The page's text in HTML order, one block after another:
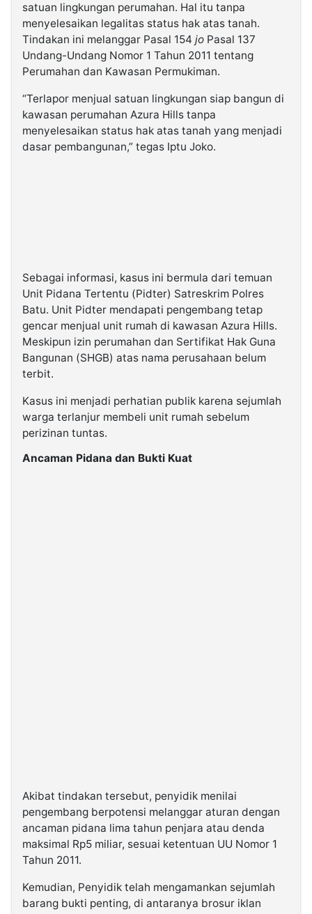
satuan lingkungan perumahan. Hal itu tanpa
menyelesaikan legalitas status hak atas tanah.
Tindakan ini melanggar Pasal 154 jo Pasal 137
Undang-Undang Nomor 1 Tahun 2011 tentang
Perumahan dan Kawasan Permukiman.
“Terlapor menjual satuan lingkungan siap bangun di
kawasan perumahan Azura Hills tanpa
menyelesaikan status hak atas tanah yang menjadi
dasar pembangunan,” tegas Iptu Joko.
Sebagai informasi, kasus ini bermula dari temuan
Unit Pidana Tertentu (Pidter) Satreskrim Polres
Batu. Unit Pidter mendapati pengembang tetap
gencar menjual unit rumah di kawasan Azura Hills.
Meskipun izin perumahan dan Sertifikat Hak Guna
Bangunan (SHGB) atas nama perusahaan belum
terbit.
Kasus ini menjadi perhatian publik karena sejumlah
warga terlanjur membeli unit rumah sebelum
perizinan tuntas.
Ancaman Pidana dan Bukti Kuat
Akibat tindakan tersebut, penyidik menilai
pengembang berpotensi melanggar aturan dengan
ancaman pidana lima tahun penjara atau denda
maksimal Rp5 miliar, sesuai ketentuan UU Nomor 1
Tahun 2011.
Kemudian, Penyidik telah mengamankan sejumlah
barang bukti penting, di antaranya brosur iklan